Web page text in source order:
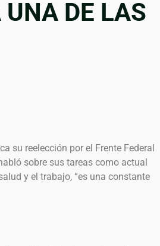
DE LAS
su reelección por el Frente Federal
sobre sus tareas como actual
y el trabajo, “es una constante